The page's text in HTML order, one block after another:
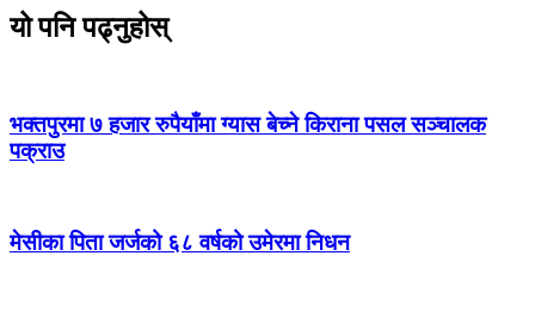
यो पनि पढ्नुहोस्
भक्तपुरमा ७ हजार रुपैयाँमा ग्यास बेच्ने किराना पसल सञ्चालक
पक्राउ
मेसीका पिता जर्जको ६८ वर्षको उमेरमा निधन